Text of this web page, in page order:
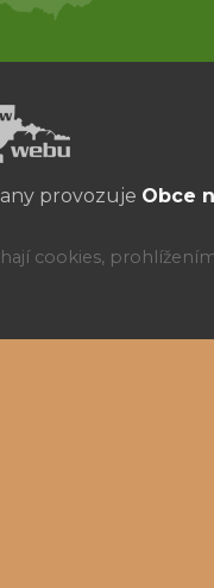
provozuje Obce
cookies,